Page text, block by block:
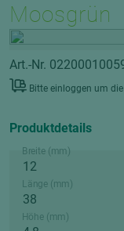
Moosgrün
Art.-Nr.
Bitte einloggen um die
Produktdetails
Breite (mm)
Länge (mm)
Höhe (mm)